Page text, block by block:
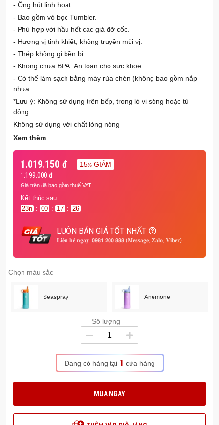
- Ống hút linh hoạt.
- Bao gồm vỏ bọc Tumbler.
- Phù hợp với hầu hết các giá đỡ cốc.
- Hương vị tinh khiết, không truyền mùi vị.
- Thép không gỉ bền bỉ.
- Không chứa BPA: An toàn cho sức khoẻ
- Có thể làm sạch bằng máy rửa chén (không bao gồm nắp
nhựa
*Lưu ý: Không sử dụng trên bếp, trong lò vi sóng hoặc tủ
đông
Không sử dụng với chất lỏng nóng
Xem thêm
1.019.150 đ 15% GIẢM
1.199.000 đ
Giá trên đã bao gồm thuế VAT
Kết thúc sau
23n : 00 : 17 : 26
LUÔN BÁN GIÁ TỐT NHẤT
𝐋𝐢𝐞̂𝐧 𝐡𝐞̣̂ 𝐧𝐠𝐚𝐲: 𝟬𝟵𝟴𝟭.𝟮𝟬𝟬.𝟴𝟴𝟴 (𝐌𝐞𝐬𝐬𝐚𝐠𝐞, 𝐙𝐚𝐥𝐨, 𝐕𝐢𝐛𝐞𝐫)
Chọn màu sắc
Seaspray Anemone
Số lượng
Đang có hàng tại 1 cửa hàng
MUA NGAY